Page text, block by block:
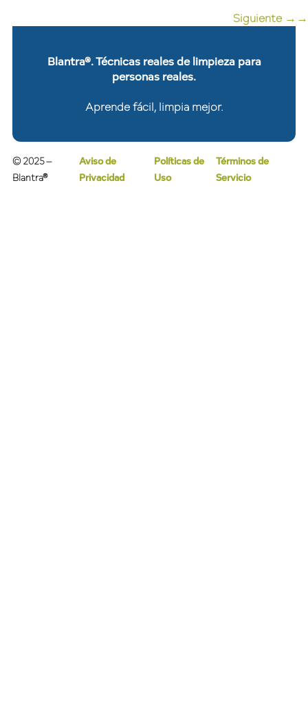
Siguiente
→
Blantra®. Técnicas reales de limpieza para
personas reales.
Aprende fácil, limpia mejor.
© 2025 –
Blantra®
Aviso de
Privacidad
Políticas de
Uso
Términos de
Servicio